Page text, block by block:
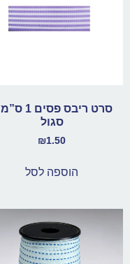
סרט ריבס פסים
סגול
₪1.50
הוספה לסל